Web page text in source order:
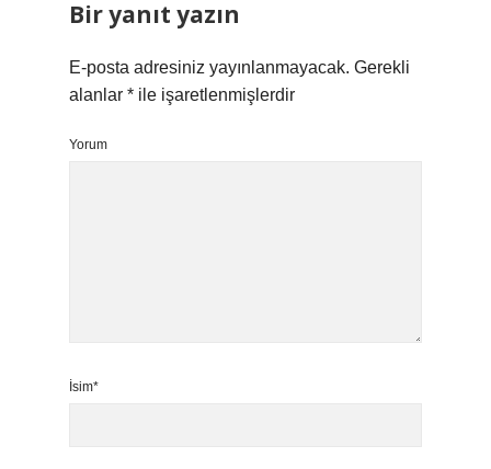
Bir yanıt yazın
E-posta adresiniz yayınlanmayacak. Gerekli
alanlar * ile işaretlenmişlerdir
Yorum
İsim*